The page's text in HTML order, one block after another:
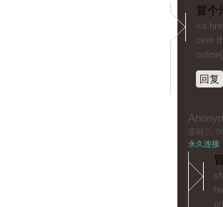
冒个
<a
over
回复
星期三,
永久连接